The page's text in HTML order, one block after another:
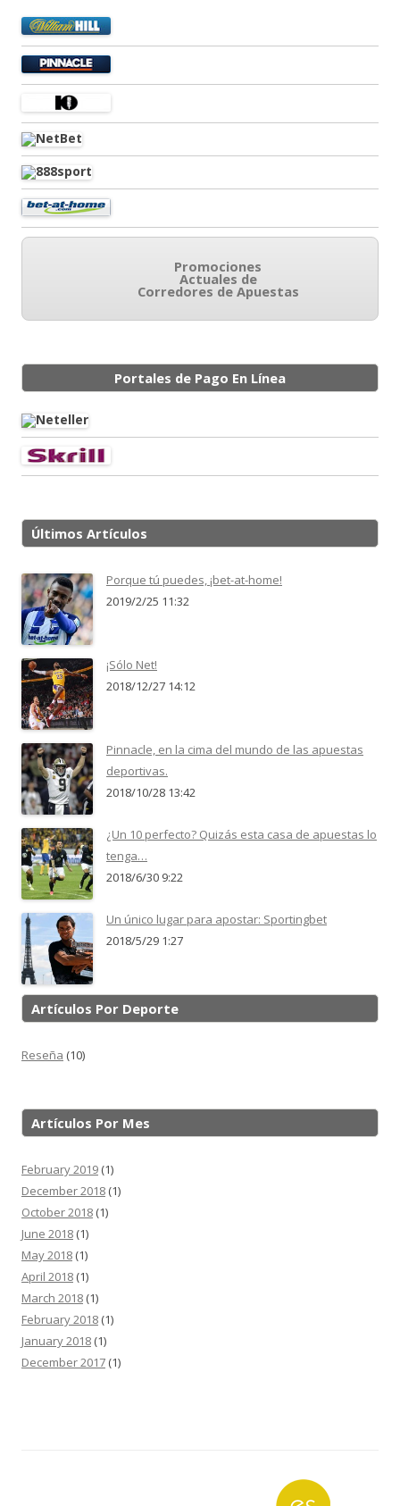
Promociones
Actuales de
Corredores de Apuestas
Portales de Pago En Línea
Últimos Artículos
Porque tú puedes, ¡bet-at-home!
2019/2/25 11:32
¡Sólo Net!
2018/12/27 14:12
Pinnacle, en la cima del mundo de las apuestas
deportivas.
2018/10/28 13:42
¿Un 10 perfecto? Quizás esta casa de apuestas lo
tenga…
2018/6/30 9:22
Un único lugar para apostar: Sportingbet
2018/5/29 1:27
Artículos Por Deporte
Reseña (10)
Artículos Por Mes
February 2019 (1)
December 2018 (1)
October 2018 (1)
June 2018 (1)
May 2018 (1)
April 2018 (1)
March 2018 (1)
February 2018 (1)
January 2018 (1)
December 2017 (1)